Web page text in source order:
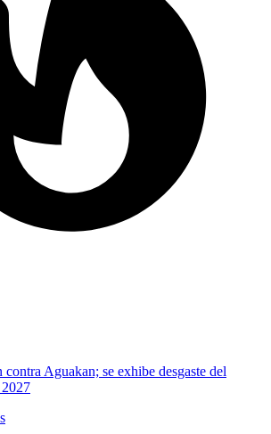
contra Aguakan; se exhibe desgaste del